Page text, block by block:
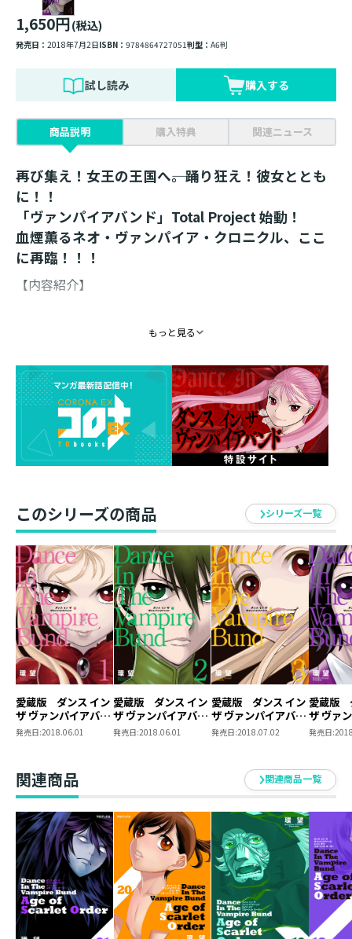
1,650円(税込)
発売日： 2018年7月2日ISBN： 9784864727051判型： A6判
試し読み 購入する
商品説明 購入特典 関連ニュース
再び集え！女王の王国へ――。踊り狂え！彼女ととも
に！！
「ヴァンパイアバンド」Total Project 始動！
血煙薫るネオ・ヴァンパイア・クロニクル、ここ
に再臨！！！
【内容紹介】
短編も収録！！
○愛蔵版第4巻収録内容
・第38話～第49話
・Tweet of Beehive（同人誌再録） 14P
もっと見る
このシリーズの商品 シリーズ一覧
愛蔵版 ダンス イン
ザ ヴァンパイアバン
ド1
発売日:2018.06.01
愛蔵版 ダンス イン
ザ ヴァンパイアバン
ド2
発売日:2018.06.01
愛蔵版 ダンス イン
ザ ヴァンパイアバン
ド3
発売日:2018.07.02
愛蔵版
ザ ヴァ
ド4
発売日:
関連商品 関連商品一覧